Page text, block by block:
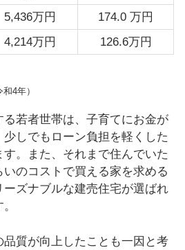
5,436万円
174.0 万円
4,214万円 126.6万円
4年）
若者世帯は、子育てにお金が
しでもローン負担を軽くした
。また、それまで住んでいた
のコストで買える家を求める
ズナブルな建売住宅が選ばれ
品質が向上したことも一因と考